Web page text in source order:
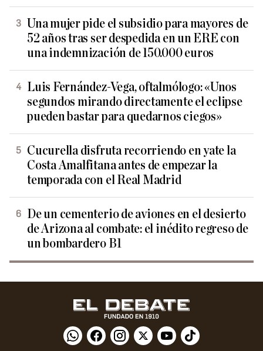
Una mujer pide el subsidio para mayores de
52 años tras ser despedida en un ERE con
una indemnización de 150.000 euros
Luis Fernández-Vega, oftalmólogo: «Unos
segundos mirando directamente el eclipse
pueden bastar para quedarnos ciegos»
Cucurella disfruta recorriendo en yate la
Costa Amalfitana antes de empezar la
temporada con el Real Madrid
De un cementerio de aviones en el desierto
de Arizona al combate: el inédito regreso de
un bombardero B1